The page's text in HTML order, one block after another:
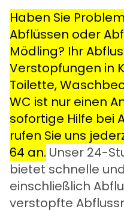
Haben Sie
Abflüssen oder
Mödling? Ihr
Verstopfungen in
Toilette,
WC ist nur einen
sofortige Hilfe bei
rufen Sie uns
64 an. Unser 24-
bietet schnelle
einschließlich
verstopfte